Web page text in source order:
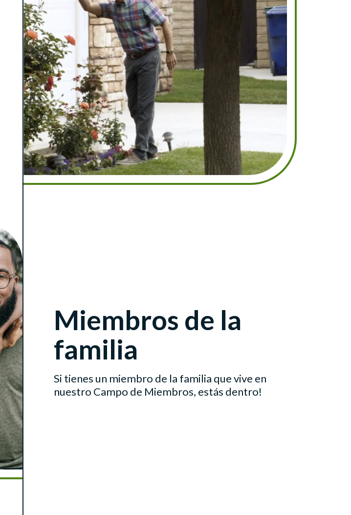
Miembros de la
familia
Si tienes un miembro de la familia que vive en
nuestro Campo de Miembros, estás dentro!